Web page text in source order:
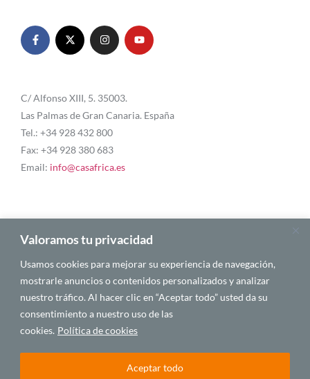
Valoramos tu privacidad
Usamos cookies para mejorar su experiencia de navegación,
mostrarle anuncios o contenidos personalizados y analizar
nuestro tráfico. Al hacer clic en “Aceptar todo” usted da su
consentimiento a nuestro uso de las
cookies. Política de cookies
Aceptar todo
C/ Alfonso XIII, 5. 35003.
Las Palmas de Gran Canaria. España
Tel.: +34 928 432 800
Fax: +34 928 380 683
Email: info@casafrica.es
Blog
About Us
Personalities
English